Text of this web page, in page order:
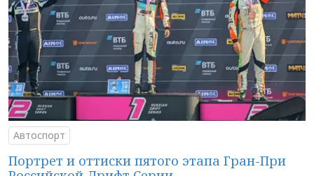
Автоспорт
Портрет и оттиски пятого этапа Гран-При